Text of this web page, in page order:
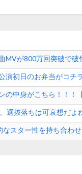
MVが800万回突破で
想い込める！！！
演初日のお弁当がコチ
の中身がこちら！！！
をご紹介♡】
選抜落ちは可哀想だ
なスター性を持ち合わ